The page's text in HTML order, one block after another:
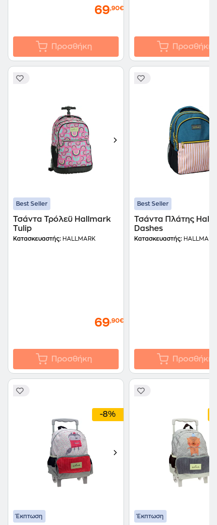
69,90€
Προσθήκη Προσθήκη
Best Seller
Τσάντα Τρόλεϋ Hallmark
Tulip
Κατασκευαστής: HALLMARK
69,90€
Προσθήκη
Best Seller
Τσάντα Πλάτης
Dashes
Κατασκευαστής: HALLMARK
Προσθήκη
-8%
Έκπτωση Έκπτωση